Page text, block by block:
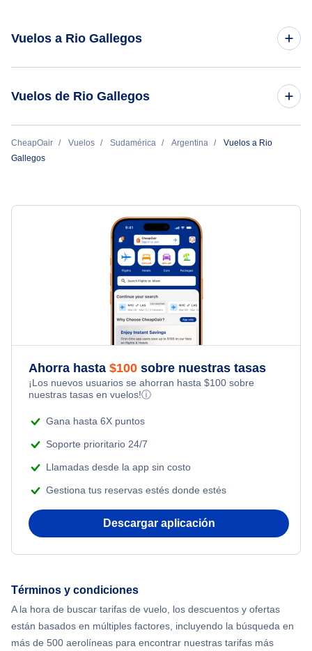
Vuelos a Rio Gallegos
Vuelos de Rio Gallegos
Vuelos de Rio Gallegos a Buenos Aires
Vuelos de Rio Gallegos a Ciudad de México
CheapOair Vuelos Sudamérica Argentina
Vuelos a Rio
Gallegos
Ahorra hasta $100 sobre nuestras tasas
¡Los nuevos usuarios se ahorran hasta $100 sobre
nuestras tasas en vuelos!ⓘ
Gana hasta 6X puntos
Soporte prioritario 24/7
Llamadas desde la app sin costo
Gestiona tus reservas estés donde estés
Descargar aplicación
Términos y condiciones
A la hora de buscar tarifas de vuelo, los descuentos y ofertas
están basados en múltiples factores, incluyendo la búsqueda en
más de 500 aerolíneas para encontrar nuestras tarifas más